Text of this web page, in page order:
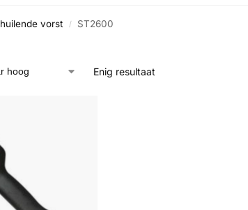
huilende vorst / ST2600
Enig resultaat